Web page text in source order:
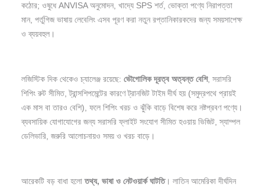
কঠোর; ওষুধে ANVISA অনুমোদন, খাদ্যে SPS শর্ত, ভোক্তা পণ্যে নিরাপত্তা
মান, পর্তুগিজ ভাষায় লেবেলিং এসব পূরণ করা নতুন রপ্তানিকারকদের জন্য সময়সাপেক্ষ
ও ব্যয়বহুল।
লজিস্টিক দিক থেকেও চ্যালেঞ্জ রয়েছে: ভৌগোলিকদূরত্ব অত্যন্তবেশি, সরাসরি
শিপিং রুট সীমিত, ট্রান্সশিপমেন্টের কারণে ট্রানজিট টাইম দীর্ঘ হয় (সমুদ্রপথে প্রায়ই
এক মাস বা তারও বেশি), ফলে শিপিং খরচ ও ঝুঁকি বাড়ে বিশেষ করে নষ্টপ্রবণ পণ্যে।
ব্যবসায়িক যোগাযোগের জন্য সরাসরি ফ্লাইট সংযোগ সীমিত হওয়ায় ভিজিট, স্যাম্পল
ডেলিভারি, জরুরি আলোচনায়ও সময় ও খরচ বাড়ে।
আরেকটি বড় বাধা হলোতথ্য, ভাষাও নেটওয়ার্কঘাটতি। লাতিন আমেরিকা দীর্ঘদিন